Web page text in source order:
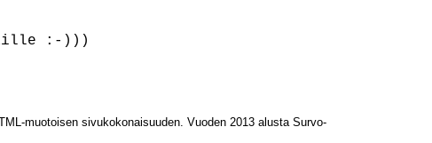
muotoisen sivukokonaisuuden. Vuoden 2013 alusta Survo-